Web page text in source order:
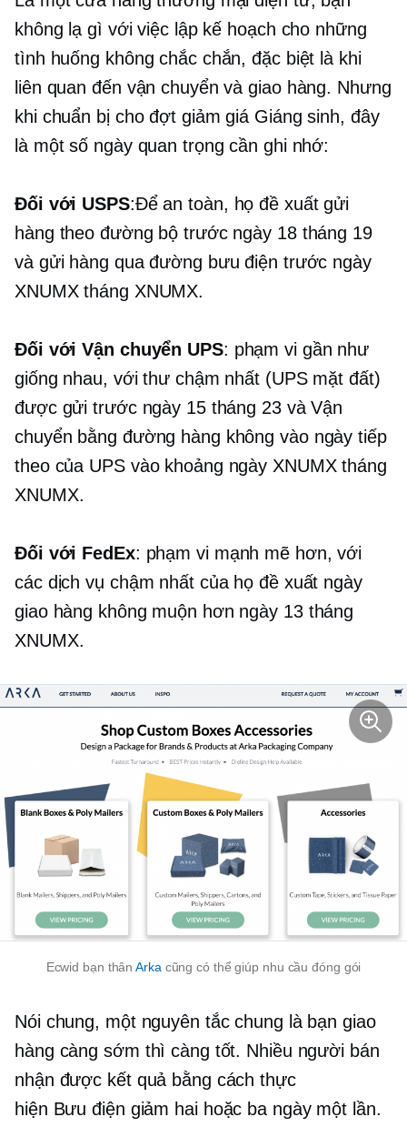
không lạ gì với việc lập kế hoạch cho những
tình huống không chắc chắn, đặc biệt là khi
liên quan đến vận chuyển và giao hàng. Nhưng
khi chuẩn bị cho đợt giảm giá Giáng sinh, đây
là một số ngày quan trọng cần ghi nhớ:
Đối với USPS:Để an toàn, họ đề xuất gửi
hàng theo đường bộ trước ngày 18 tháng 19
và gửi hàng qua đường bưu điện trước ngày
XNUMX tháng XNUMX.
Đối với Vận chuyển UPS: phạm vi gần như
giống nhau, với thư chậm nhất (UPS mặt đất)
được gửi trước ngày 15 tháng 23 và Vận
chuyển bằng đường hàng không vào ngày tiếp
theo của UPS vào khoảng ngày XNUMX tháng
XNUMX.
Đối với FedEx: phạm vi mạnh mẽ hơn, với
các dịch vụ chậm nhất của họ đề xuất ngày
giao hàng không muộn hơn ngày 13 tháng
XNUMX.
Ecwid bạn thânArkacũng có thể giúp nhu cầu đóng gói
Nói chung, một nguyên tắc chung là bạn giao
hàng càng sớm thì càng tốt. Nhiều người bán
nhận được kết quả bằng cách thực
hiện Bưu điện giảm hai hoặc ba ngày một lần.